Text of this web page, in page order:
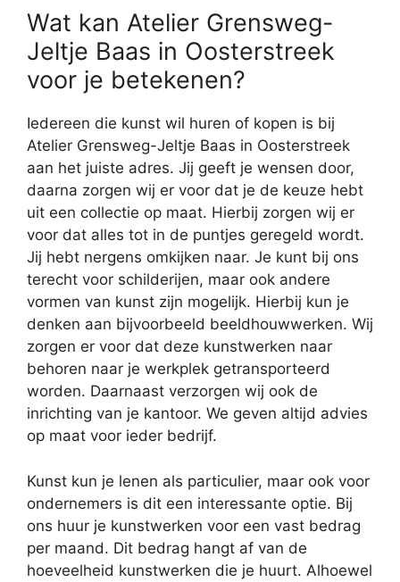
Wat kan Atelier Grensweg-
Jeltje Baas in Oosterstreek
voor je betekenen?
Iedereen die kunst wil huren of kopen is bij
Atelier Grensweg-Jeltje Baas in Oosterstreek
aan het juiste adres. Jij geeft je wensen door,
daarna zorgen wij er voor dat je de keuze hebt
uit een collectie op maat. Hierbij zorgen wij er
voor dat alles tot in de puntjes geregeld wordt.
Jij hebt nergens omkijken naar. Je kunt bij ons
terecht voor schilderijen, maar ook andere
vormen van kunst zijn mogelijk. Hierbij kun je
denken aan bijvoorbeeld beeldhouwwerken. Wij
zorgen er voor dat deze kunstwerken naar
behoren naar je werkplek getransporteerd
worden. Daarnaast verzorgen wij ook de
inrichting van je kantoor. We geven altijd advies
op maat voor ieder bedrijf.
Kunst kun je lenen als particulier, maar ook voor
ondernemers is dit een interessante optie. Bij
ons huur je kunstwerken voor een vast bedrag
per maand. Dit bedrag hangt af van de
hoeveelheid kunstwerken die je huurt. Alhoewel